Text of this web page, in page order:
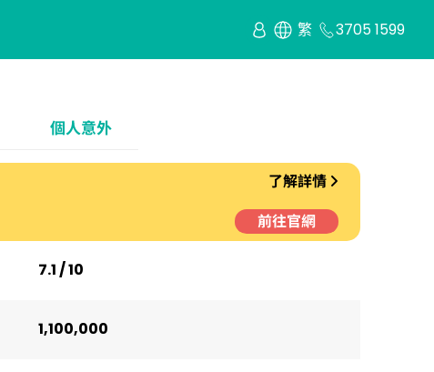
繁 3705 1599
個人意外
了解詳情
前往官網
7.1 / 10
1,100,000